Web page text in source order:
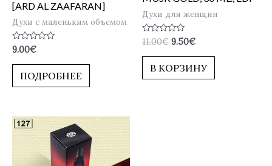
[ARD AL ZAAFARAN]
Духи с маленьким объемом
Оценка
0
из
9.00€
ПОДРОБНЕЕ
Духи для женщин
Оценка
0
из
11.00€ 9.50€
В КОРЗИНУ